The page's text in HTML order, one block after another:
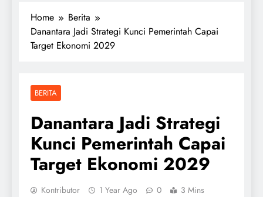
Home
Berita
Danantara Jadi Strategi Kunci Pemerintah Capai
Target Ekonomi 2029
BERITA
Danantara Jadi Strategi
Kunci Pemerintah Capai
Target Ekonomi 2029
Kontributor 1 Year Ago 0 3 Mins